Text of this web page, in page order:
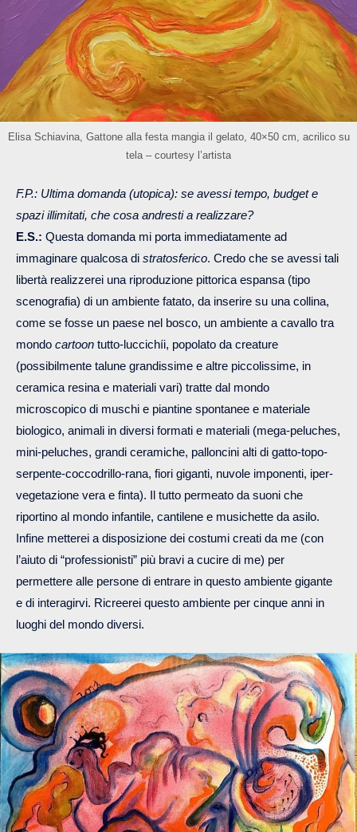
Elisa Schiavina, Gattone alla festa mangia il gelato, 40×50 cm, acrilico su
tela – courtesy l’artista
F.P.: Ultima domanda (utopica): se avessi tempo, budget e
spazi illimitati, che cosa andresti a realizzare?
E.S.: Questa domanda mi porta immediatamente ad
immaginare qualcosa di stratosferico. Credo che se avessi tali
libertà realizzerei una riproduzione pittorica espansa (tipo
scenografia) di un ambiente fatato, da inserire su una collina,
come se fosse un paese nel bosco, un ambiente a cavallo tra
mondo cartoon tutto-luccichíi, popolato da creature
(possibilmente talune grandissime e altre piccolissime, in
ceramica resina e materiali vari) tratte dal mondo
microscopico di muschi e piantine spontanee e materiale
biologico, animali in diversi formati e materiali (mega-peluches,
mini-peluches, grandi ceramiche, palloncini alti di gatto-topo-
serpente-coccodrillo-rana, fiori giganti, nuvole imponenti, iper-
vegetazione vera e finta). Il tutto permeato da suoni che
riportino al mondo infantile, cantilene e musichette da asilo.
Infine metterei a disposizione dei costumi creati da me (con
l’aiuto di “professionisti” più bravi a cucire di me) per
permettere alle persone di entrare in questo ambiente gigante
e di interagirvi. Ricreerei questo ambiente per cinque anni in
luoghi del mondo diversi.